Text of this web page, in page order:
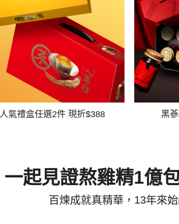
人氣禮盒任選2件 現折$388 黑
一起見證熬雞精1億
百煉成就真精華，13年來